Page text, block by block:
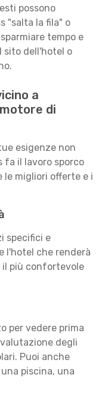
possono
"salta la fila" o
tempo e
sito dell'hotel o
a
di
esigenze non
fa il lavoro sporco
le migliori offerte e i
specifici e
l'hotel che renderà
il più confortevole
per vedere prima
degli
Puoi anche
piscina, una